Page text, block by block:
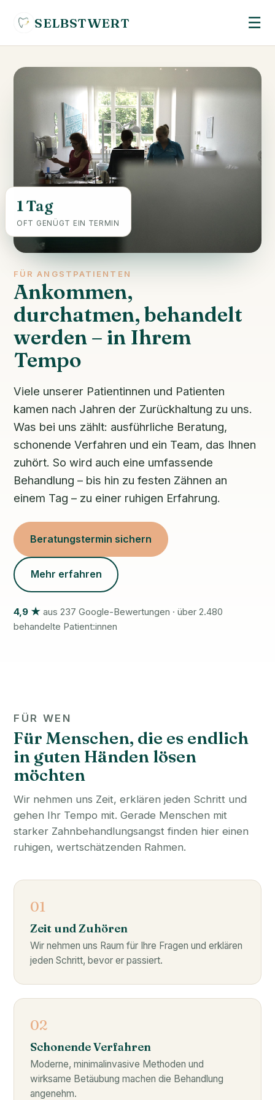
SELBSTWERT ☰
FÜR ANGSTPATIENTEN
Ankommen,
durchatmen, behandelt
werden – in Ihrem
Tempo
Viele unserer Patientinnen und Patienten
kamen nach Jahren der Zurückhaltung zu uns.
Was bei uns zählt: ausführliche Beratung,
schonende Verfahren und ein Team, das Ihnen
zuhört. So wird auch eine umfassende
Behandlung – bis hin zu festen Zähnen an
einem Tag – zu einer ruhigen Erfahrung.
Beratungstermin sichern
Mehr erfahren
4,9 ★ aus 237 Google-Bewertungen · über 2.480
behandelte Patient:innen
1 Tag
OFT GENÜGT EIN TERMIN
FÜR WEN
Für Menschen, die es endlich
in guten Händen lösen
möchten
Wir nehmen uns Zeit, erklären jeden Schritt und
gehen Ihr Tempo mit. Gerade Menschen mit
starker Zahnbehandlungsangst finden hier einen
ruhigen, wertschätzenden Rahmen.
01
Zeit und Zuhören
Wir nehmen uns Raum für Ihre Fragen und erklären
jeden Schritt, bevor er passiert.
02
Schonende Verfahren
Moderne, minimalinvasive Methoden und
wirksame Betäubung machen die Behandlung
angenehm.